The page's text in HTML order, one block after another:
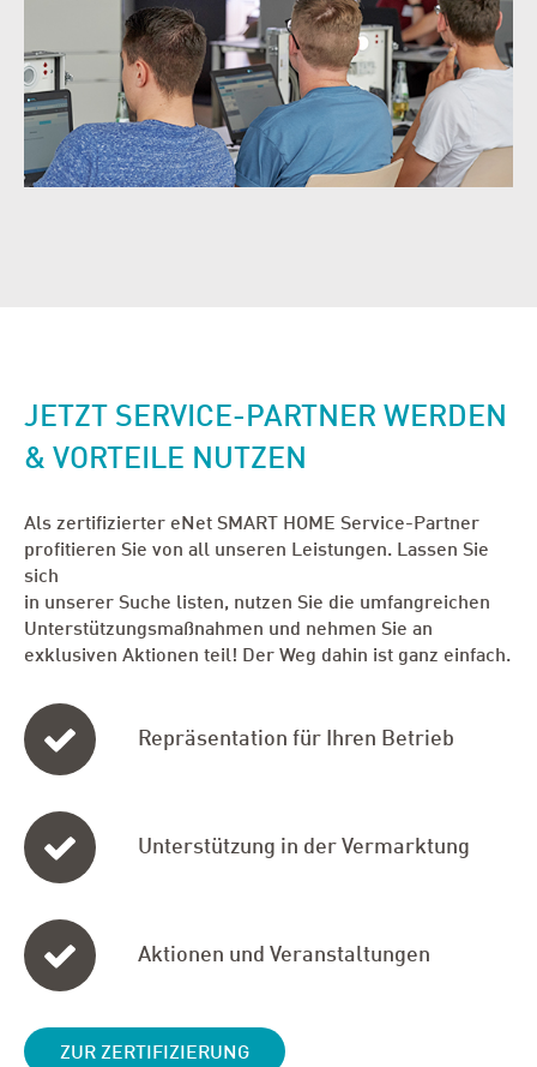
JETZT SERVICE-PARTNER WERDEN
& VORTEILE NUTZEN
Als zertifizierter eNet SMART HOME Service-Partner
profitieren Sie von all unseren Leistungen. Lassen Sie
sich
in unserer Suche listen, nutzen Sie die umfangreichen
Unterstützungsmaßnahmen und nehmen Sie an
exklusiven Aktionen teil! Der Weg dahin ist ganz einfach.
Repräsentation für Ihren Betrieb
Unterstützung in der Vermarktung
Aktionen und Veranstaltungen
ZUR ZERTIFIZIERUNG